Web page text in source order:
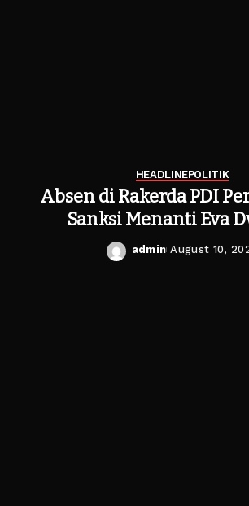
HEADLINEPOLITIK
Absen di Rakerda PDI
Sanksi Menanti Eva
Posted
admin August 10,